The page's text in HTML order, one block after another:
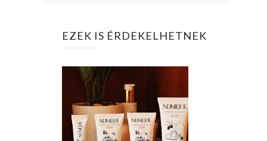
EZEK IS ÉRDEKELHETNEK